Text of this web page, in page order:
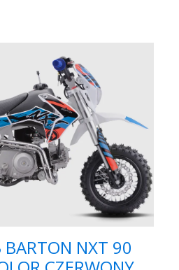
BARTON NXT 90